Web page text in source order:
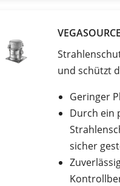
und schützt
Geringer
Durch ein
sicher